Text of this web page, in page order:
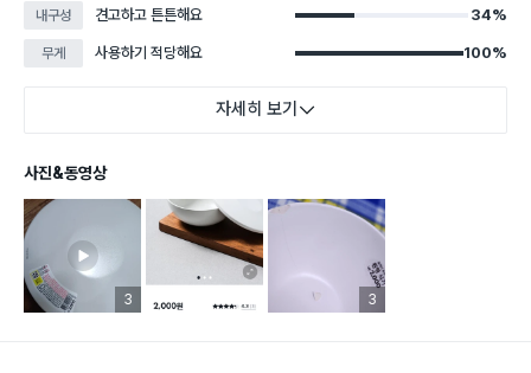
내구성 견고하고 튼튼해요 34%
무게 사용하기 적당해요 100%
자세히 보기
사진&동영상
리뷰 이미지 등록 개수
3 리뷰 이미지 등록 개수
3